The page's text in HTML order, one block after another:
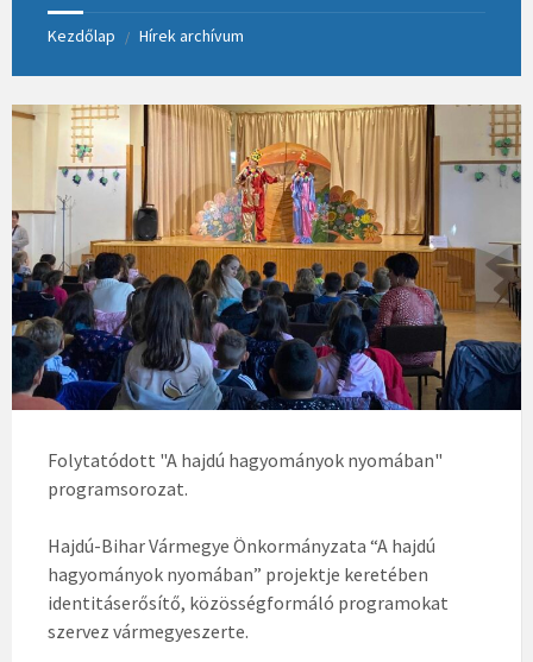
Kezdőlap / Hírek archívum
Folytatódott "A hajdú hagyományok nyomában"
programsorozat.
Hajdú-Bihar Vármegye Önkormányzata “A hajdú
hagyományok nyomában” projektje keretében
identitáserősítő, közösségformáló programokat
szervez vármegyeszerte.